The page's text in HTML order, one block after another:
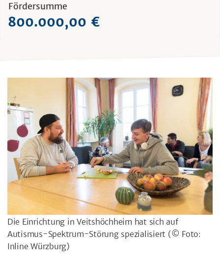
Fördersumme
800.000,00 €
Die Einrichtung in Veitshöchheim hat sich auf
Autismus-Spektrum-Störung spezialisiert (© Foto:
Inline Würzburg)